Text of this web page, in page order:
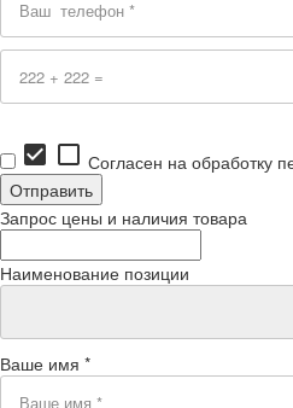
check_box check_box_outline_blank Согласен на обработку
Запрос цены и наличия товара
Наименование позиции
Ваше имя *